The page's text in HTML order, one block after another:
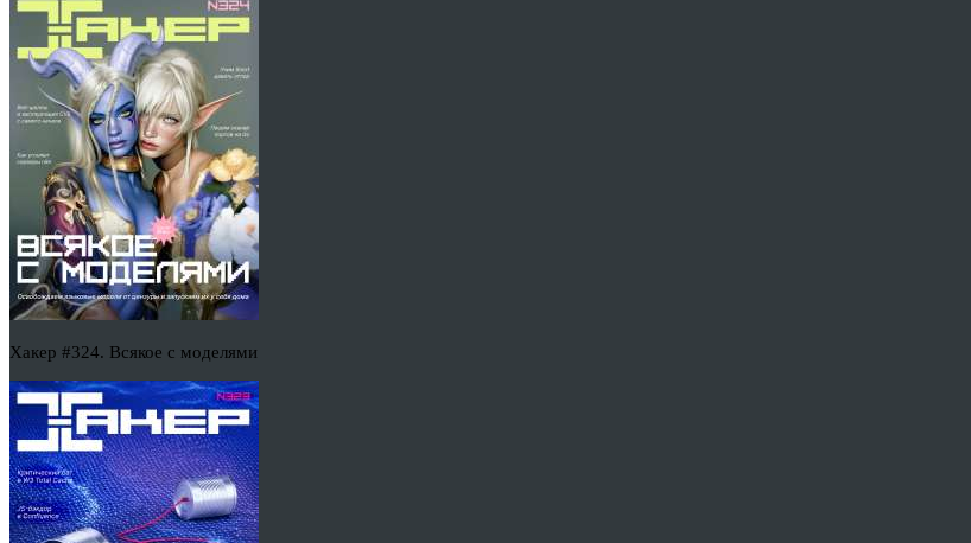
Хакер #324. Всякое с моделями